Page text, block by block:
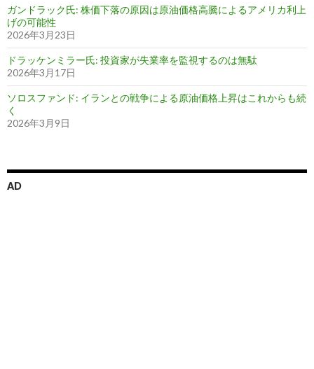
ガンドラック氏: 株価下落の原因は原油価格高騰によるアメリカ利上
げの可能性
2026年3月23日
ドラッケンミラー氏: 投資家が失業率を監視するのは無駄
2026年3月17日
ソロスファンド: イランとの戦争による原油価格上昇はこれからも続
く
2026年3月9日
AD